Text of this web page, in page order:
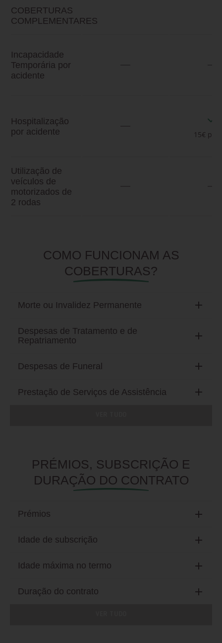
COBERTURAS
COMPLEMENTARES
Incapacidade
Temporária por
acidente
Hospitalização
por acidente
15€ por
Utilização de
veículos de
motorizados de
2 rodas
COMO FUNCIONAM AS
COBERTURAS?
Morte ou Invalidez Permanente
Despesas de Tratamento e de
Repatriamento
Despesas de Funeral
Prestação de Serviços de Assistência
PRÉMIOS, SUBSCRIÇÃO E
DURAÇÃO DO CONTRATO
Prémios
Idade de subscrição
Idade máxima no termo
Duração do contrato